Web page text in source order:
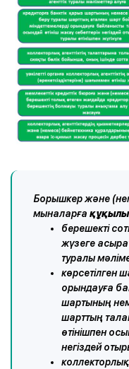
Борышкер және
мыналарға
берешекті
жүзеге
туралы
көрсетілген
орындауға
шартының
шарттың
өтінішпен
негіздей
коллекторлық